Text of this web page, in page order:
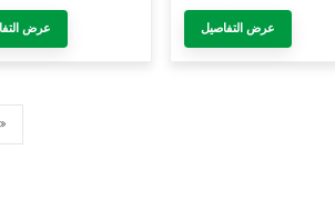
SP
عرض
SPI-8K-SP
عرض التفاصيل